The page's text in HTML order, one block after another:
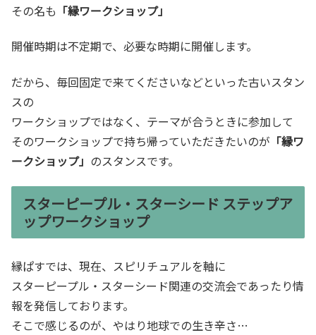
その名も 「縁ワークショップ」
開催時期は不定期で、必要な時期に開催します。
だから、毎回固定で来てくださいなどといった古いスタン
スの
ワークショップではなく、テーマが合うときに参加して
そのワークショップで持ち帰っていただきたいのが 「縁ワ
ークショップ」 のスタンスです。
スターピープル・スターシード ステップア
ップワークショップ
縁ぱすでは、現在、スピリチュアルを軸に
スターピープル・スターシード関連の交流会であったり情
報を発信しております。
そこで感じるのが、やはり地球での生き辛さ…